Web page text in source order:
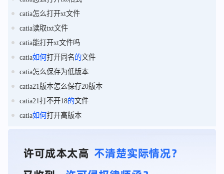
catia怎么打开xt文件
catia读取txt文件
catia能打开xt文件吗
catia如何打开同名的文件
catia怎么保存为低版本
catia21版本怎么保存20版本
catia21打不开18的文件
catia如何打开高版本